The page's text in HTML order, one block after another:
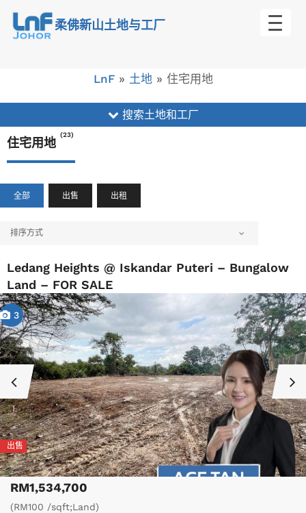
柔佛新山土地与工厂
LnF» 土地» 住宅用地
搜索土地和工厂
住宅用地
(23)
全部 出售 出租
排序方式
Ledang Heights @ Iskandar Puteri – Bungalow
Land – FOR SALE
3
出售
RM1,534,700
(RM100 /sqft;Land)